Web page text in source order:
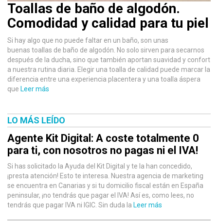
Toallas de baño de algodón.
Comodidad y calidad para tu piel
Si hay algo que no puede faltar en un baño, son unas
buenas toallas de baño de algodón. No solo sirven para secarnos
después de la ducha, sino que también aportan suavidad y confort
a nuestra rutina diaria. Elegir una toalla de calidad puede marcar la
diferencia entre una experiencia placentera y una toalla áspera
que Leer más
LO MÁS LEÍDO
Agente Kit Digital: A coste totalmente 0
para ti, con nosotros no pagas ni el IVA!
Si has solicitado la Ayuda del Kit Digital y te la han concedido,
¡presta atención! Esto te interesa. Nuestra agencia de marketing
se encuentra en Canarias y si tu domicilio fiscal están en España
peninsular, ¡no tendrás que pagar el IVA! Así es, como lees, no
tendrás que pagar IVA ni IGIC. Sin duda la Leer más